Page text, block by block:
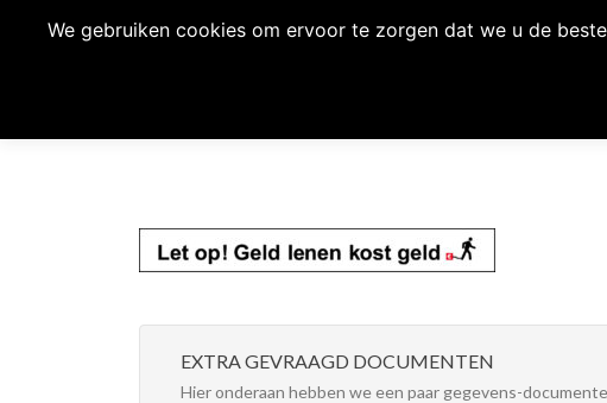
EXTRA GEVRAAGD DOCUMENTEN
Hier onderaan hebben we een paar gegevens-
We gebruiken cookies om ervoor te zorgen dat we u de